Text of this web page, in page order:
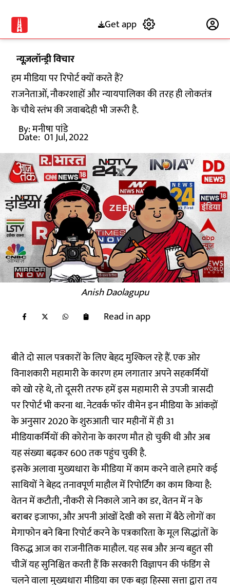
Get app
न्यूज़लॉन्ड्री विचार
हम मीडिया पर रिपोर्ट क्यों करते हैं?
राजनेताओं, नौकरशाहों और न्यायपालिका की तरह ही लोकतंत्र
के चौथे स्तंभ की जवाबदेही भी जरूरी है.
By:मनीषा पांडे
Date: 01 Jul, 2022
Anish Daolagupu
Read in app
बीते दो साल पत्रकारों के लिए बेहद मुश्किल रहे हैं. एक ओर
विनाशकारी महामारी के कारण हम लगातार अपने सहकर्मियों
को खो रहे थे, तो दूसरी तरफ हमें इस महामारी से उपजी त्रासदी
पर रिपोर्ट भी करना था.नेटवर्क फॉर वीमेन इन मीडिया के आंकड़ों
के अनुसार2020 के शुरुआती चार महीनों में ही31
मीडियाकर्मियोंकी कोरोना के कारण मौत हो चुकी थी और अब
यह संख्या बढ़कर 600 तक पहुंच चुकी है.
इसके अलावा मुख्यधारा के मीडिया में काम करने वाले हमारे कई
साथियों ने बेहद तनावपूर्ण माहौल में रिपोर्टिंग का काम किया है:
वेतन में कटौती, नौकरी से निकाले जाने का डर, वेतन में न के
बराबर इजाफा, और अपनी आंखों देखी को सत्ता में बैठे लोगों का
मेगाफोन बने बिना रिपोर्ट करने के पत्रकारिता के मूल सिद्धांतों के
विरुद्ध आज का राजनीतिक माहौल.यह सब और अन्यबहुत सी
चीजें यह सुनिश्चित करती हैं कि सरकारी विज्ञापन की फंडिंग से
चलने वाला मुख्यधारा मीडिया का एक बड़ा हिस्सा सत्ता द्वारा तय